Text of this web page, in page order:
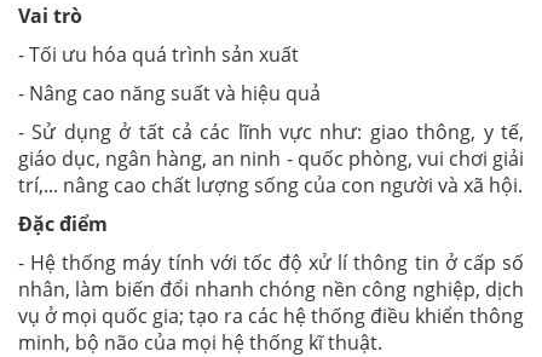
Vai trò
- Tối ưu hóa quá trình sản xuất
- Nâng cao năng suất và hiệu quả
- Sử dụng ở tất cả các lĩnh vực như: giao thông, y tế,
giáo dục, ngân hàng, an ninh - quốc phòng, vui chơi giải
trí,... nâng cao chất lượng sống của con người và xã hội.
Đặc điểm
- Hệ thống máy tính với tốc độ xử lí thông tin ở cấp số
nhân, làm biến đổi nhanh chóng nền công nghiệp, dịch
vụ ở mọi quốc gia; tạo ra các hệ thống điều khiển thông
minh, bộ não của mọi hệ thống kĩ thuật.